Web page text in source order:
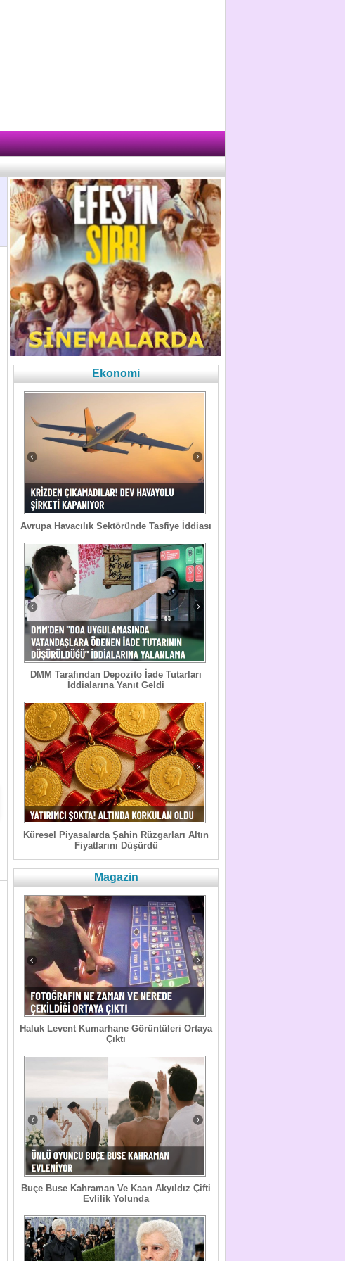
Ekonomi
Avrupa Havacılık Sektöründe Tasfiye İddiası
DMM Tarafından Depozito İade Tutarları
İddialarına Yanıt Geldi
Küresel Piyasalarda Şahin Rüzgarları Altın
Fiyatlarını Düşürdü
Magazin
Haluk Levent Kumarhane Görüntüleri Ortaya
Çıktı
Buçe Buse Kahraman Ve Kaan Akyıldız Çifti
Evlilik Yolunda